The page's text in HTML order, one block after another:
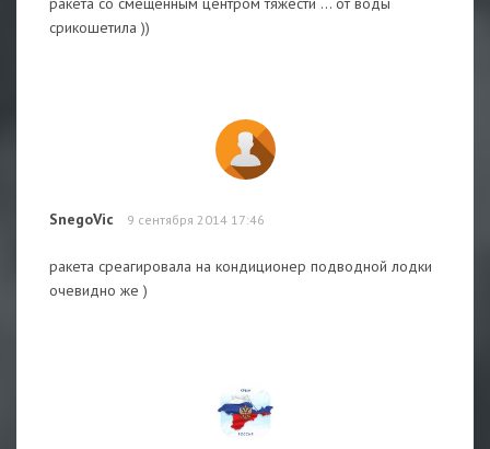
срикошетила ))
SnegoVic 9 сентября 2014 17:46
ракета среагировала на кондиционер подводной лодки
очевидно же )